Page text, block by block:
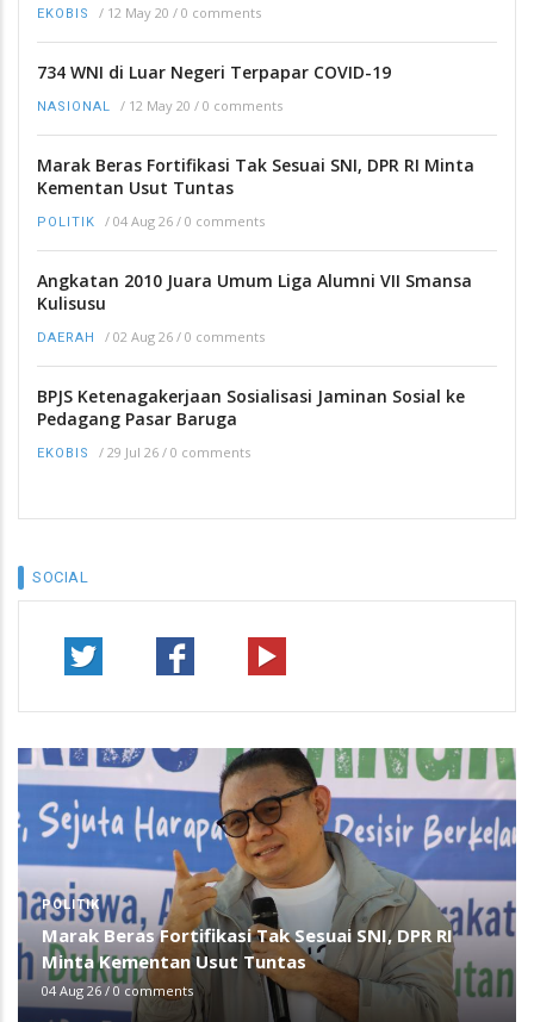
EKOBIS / 12 May 20 / 0 comments
734 WNI di Luar Negeri Terpapar COVID-19
NASIONAL / 12 May 20 / 0 comments
Marak Beras Fortifikasi Tak Sesuai SNI, DPR RI Minta
Kementan Usut Tuntas
POLITIK / 04 Aug 26 / 0 comments
Angkatan 2010 Juara Umum Liga Alumni VII Smansa
Kulisusu
DAERAH / 02 Aug 26 / 0 comments
BPJS Ketenagakerjaan Sosialisasi Jaminan Sosial ke
Pedagang Pasar Baruga
EKOBIS / 29 Jul 26 / 0 comments
SOCIAL
POLITIK
Marak Beras Fortifikasi Tak Sesuai SNI, DPR RI
Minta Kementan Usut Tuntas
04 Aug 26 / 0 comments